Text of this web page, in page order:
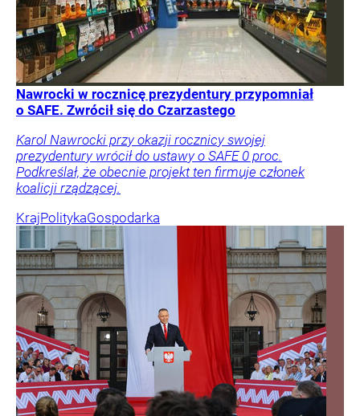
Nawrocki w rocznicę prezydentury przypomniał
o SAFE. Zwrócił się do Czarzastego
Karol Nawrocki przy okazji rocznicy swojej
prezydentury wrócił do ustawy o SAFE 0 proc.
Podkreślał, że obecnie projekt ten firmuje członek
koalicji rządzącej.
KrajPolitykaGospodarka